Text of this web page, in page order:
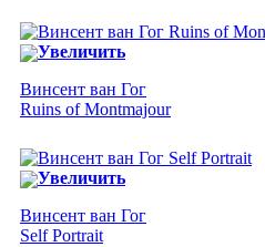
Увеличить
Винсент ван Гог
Ruins of Montmajour
Увеличить
Винсент ван Гог
Self Portrait